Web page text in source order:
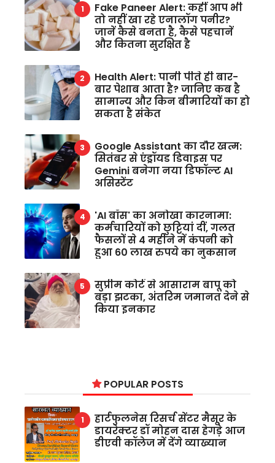
Fake Paneer Alert: कहीं आप भी
तो नहीं खा रहे एनालॉग पनीर?
जानें कैसे बनता है, कैसे पहचानें
और कितना सुरक्षित है
Health Alert: पानी पीते ही बार-
बार पेशाब आता है? जानिए कब है
सामान्य और किन बीमारियों का हो
सकता है संकेत
Google Assistant का दौर खत्म:
सितंबर से एंड्रॉयड डिवाइस पर
Gemini बनेगा नया डिफॉल्ट AI
असिस्टेंट
'AI बॉस' का अनोखा कारनामा:
कर्मचारियों को छुट्टियां दीं, गलत
फैसलों से 4 महीने में कंपनी को
हुआ 60 लाख रुपये का नुकसान
सुप्रीम कोर्ट से आसाराम बापू को
बड़ा झटका, अंतरिम जमानत देने से
किया इनकार
POPULAR POSTS
हार्टफुलनेस रिसर्च सेंटर मैसूर के
डायरेक्टर डॉ मोहन दास हेगड़े आज
डीएवी कॉलेज में देंगे व्याख्यान